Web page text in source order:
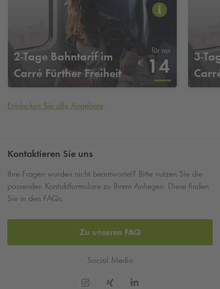
2-Tage Bahntarif im
Carré Fürther Freiheit
für nur
€ 14
3-
Entdecken Sie alle Angebote
Kontaktieren Sie uns
Ihre Fragen wurden nicht beantwortet? Bitte nutzen Sie die
passenden Kontaktformulare zu Ihrem Anliegen. Diese finden
Sie in den FAQs.
Zu unseren FAQ
Social Media